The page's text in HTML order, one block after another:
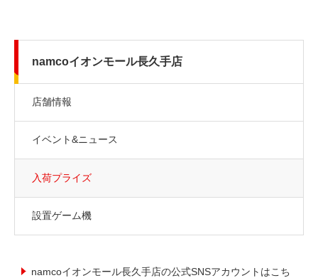
namcoイオンモール長久手店
店舗情報
イベント&ニュース
入荷プライズ
設置ゲーム機
namcoイオンモール長久手店の公式SNSアカウントはこち